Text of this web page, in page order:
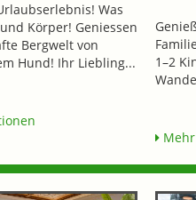
Was
Körper! Geniessen
Bergwelt von
Hund! Ihr Liebling...
1–2